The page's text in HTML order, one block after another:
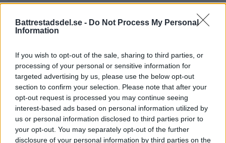
Battrestadsdel.se - Do Not Process My Personal
Information
If you wish to opt-out of the sale, sharing to third parties, or
processing of your personal or sensitive information for
targeted advertising by us, please use the below opt-out
section to confirm your selection. Please note that after your
opt-out request is processed you may continue seeing
interest-based ads based on personal information utilized by
us or personal information disclosed to third parties prior to
your opt-out. You may separately opt-out of the further
disclosure of your personal information by third parties on the
PRENUMERERA
Få dina lokala nyheter i mejlen!
E-postadress